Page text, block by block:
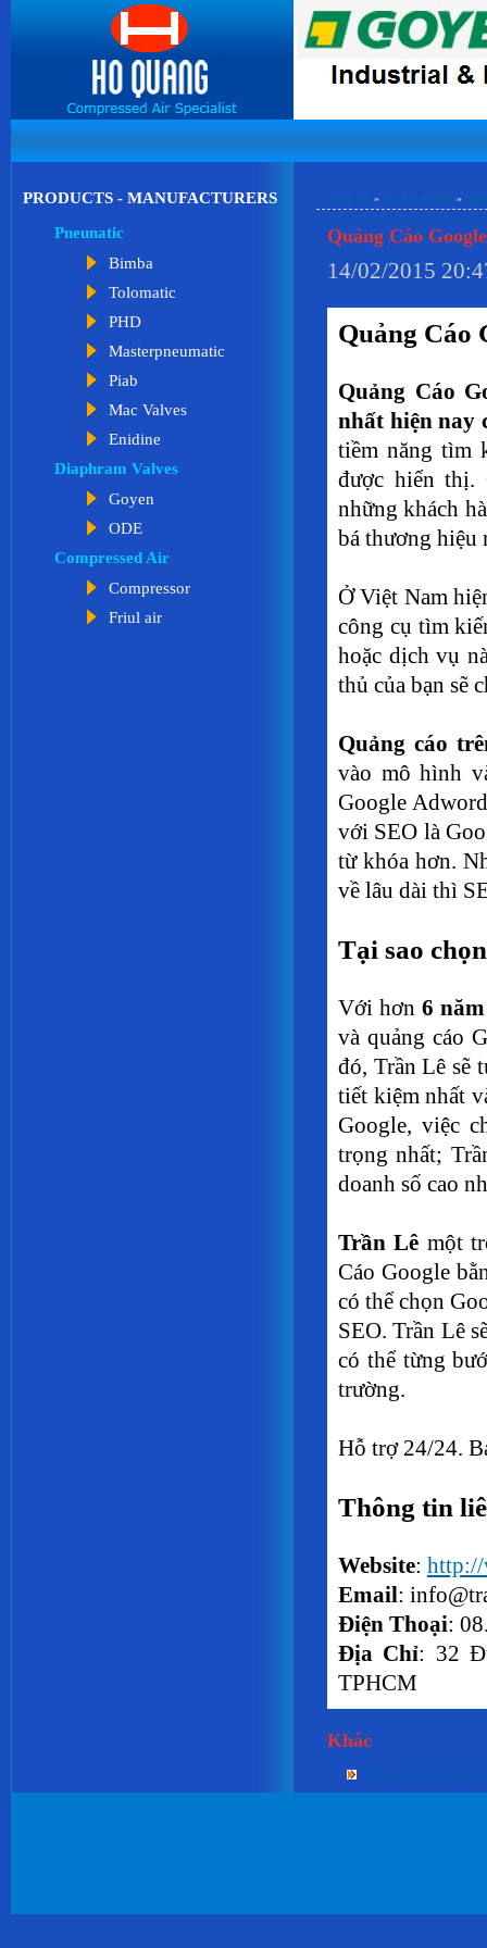
PRODUCTS - MANUFACTURERS
Pneunatic
Bimba
Tolomatic
PHD
Masterpneumatic
Piab
Mac Valves
Enidine
Diaphram Valves
Goyen
ODE
Compressed Air
Compressor
Friul air
Trang chủ » Tin Tức Nội Bộ »
Quảng Cáo
14/02/2015
Quảng Cáo
Quảng Cáo
nhất hiện nay
tiềm năng tìm
được hiển thị.
những khách
bá thương hiệu
Ở Việt Nam
công cụ tìm
hoặc dịch vụ
thủ của bạn sẽ
Quảng cáo
vào mô hình
Google
với SEO là
từ khóa hơn.
về lâu dài thì
Tại sao
Với hơn 6
và quảng cáo
đó, Trần Lê sẽ
tiết kiệm nhất
Google, việc
trọng nhất;
doanh số cao
Trần Lê một
Cáo Google
có thể chọn
SEO. Trần Lê
có thể từng
trường.
Hỗ trợ 24/24.
Thông tin
Website: http://
Email:
Điện Thoại:
Địa Chỉ: 32
TPHCM
Khác
Quảng Cáo Google